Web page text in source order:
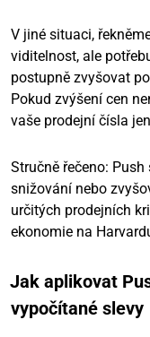
V jiné situaci,
viditelnost, ale
postupně zvyšovat
Pokud zvýšení cen
vaše prodejní čísla
Stručně řečeno:
snižování nebo
určitých prodejních
ekonomie na
Jak aplikovat
vypočítané slevy